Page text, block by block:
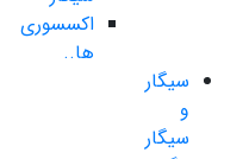
اکسسوری
ها..
سیگار
و
سیگار